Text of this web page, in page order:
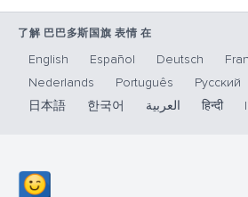
了解 巴巴多斯国旗 表情 在
English Español Deutsch
Nederlands
Português Русский
日本語
한국어 العربية हिन्दी